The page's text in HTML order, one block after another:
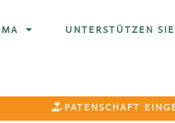
UNTERSTÜTZEN
PATENSCHAFT